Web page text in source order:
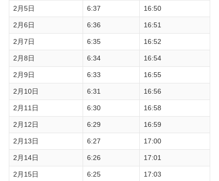
2月5日 6:37 16:50
2月6日 6:36 16:51
2月7日 6:35 16:52
2月8日 6:34 16:54
2月9日 6:33 16:55
2月10日 6:31 16:56
2月11日 6:30 16:58
2月12日 6:29 16:59
2月13日 6:27 17:00
2月14日 6:26 17:01
2月15日 6:25 17:03